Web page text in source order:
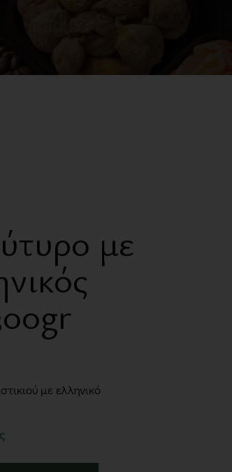
International Corner
με
με ελληνικό